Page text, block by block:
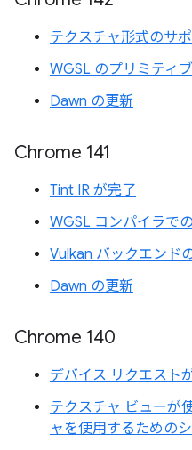
テクスチャ形式のサ
WGSL のプリミティ
Dawn の更新
Chrome 141
Tint IR が完了
WGSL コンパイラで
Vulkan バックエンド
Dawn の更新
Chrome 140
デバイス リクエスト
テクスチャ ビューが
ャを使用するための